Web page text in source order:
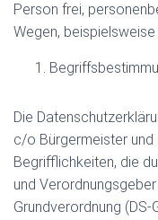
Person frei,
Wegen,
Die
c/o Bürgermeister
Begrifflichkeiten, die
und
Grundverordnung